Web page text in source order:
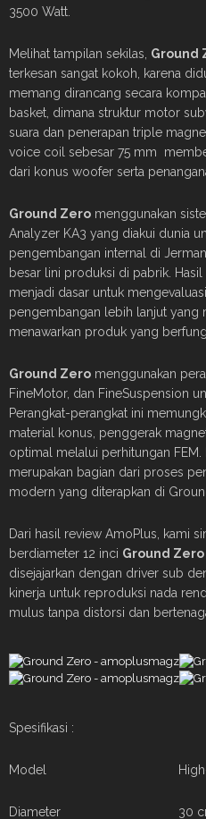
3500 Watt.
Melihat tampilan sekilas, Ground
terkesan sangat kokoh, karena
memang dirancang secara
basket, dimana struktur motor
suara dan penerapan triple
voice coil sebesar 75 mm
dari konus woofer serta
Ground Zero menggunakan
Analyzer KA3 yang diakui dunia
pengembangan internal di
besar lini produksi di pabrik. Hasil
menjadi dasar untuk
pengembangan lebih lanjut yang
menawarkan produk yang
Ground Zero menggunakan
FineMotor, dan FineSuspension
Perangkat-perangkat ini
material konus, penggerak
optimal melalui perhitungan FEM.
merupakan bagian dari proses
modern yang diterapkan di
Dari hasil review AmoPlus, kami
berdiameter 12 inci Ground Zero
disejajarkan dengan driver sub
kinerja untuk reproduksi nada
mulus tanpa distorsi dan
Spesifikasi :
Model High-Quality
Diameter 30 cm /